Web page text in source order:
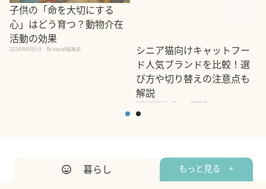
子供の「命を大切にする
心」はどう育つ？動物介在
活動の効果
2026年8月5日 By equall編集部
シニア猫向けキャットフー
ド人気ブランドを比較！選
び方や切り替えの注意点も
解説
2026年8月4日 By equall編集部
暮らし もっと見る +